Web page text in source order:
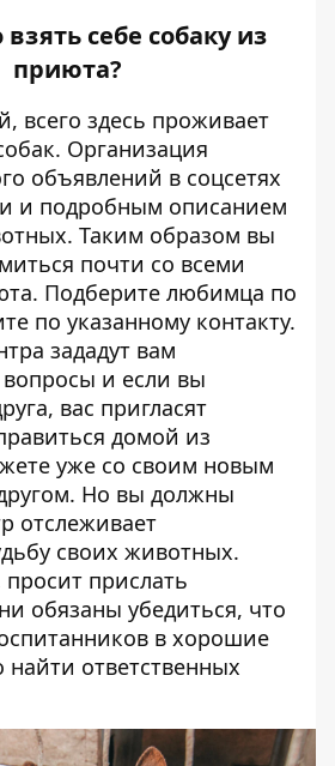
себе собаку из
приюта?
всего здесь проживает
Организация
объявлений в соцсетях
и подробным описанием
Таким образом вы
почти со всеми
Подберите любимца по
по указанному контакту.
зададут вам
и если вы
вас пригласят
домой из
уже со своим новым
Но вы должны
отслеживает
своих животных.
просит прислать
обязаны убедиться, что
в хорошие
ответственных